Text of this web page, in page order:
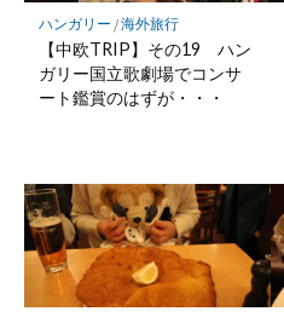
ハンガリー /海外旅行
【中欧TRIP】その19 ハン
ガリー国立歌劇場でコンサ
ート鑑賞のはずが・・・